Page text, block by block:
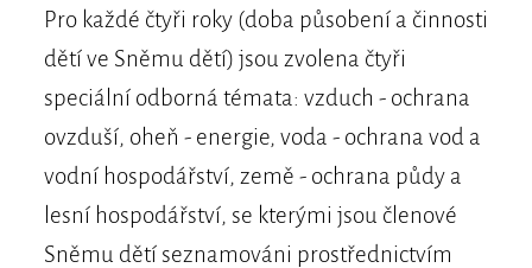
Pro každé čtyři roky (doba působení a činnosti
dětí ve Sněmu dětí) jsou zvolena čtyři
speciální odborná témata: vzduch - ochrana
ovzduší, oheň - energie, voda - ochrana vod a
vodní hospodářství, země - ochrana půdy a
lesní hospodářství, se kterými jsou členové
Sněmu dětí seznamováni prostřednictvím